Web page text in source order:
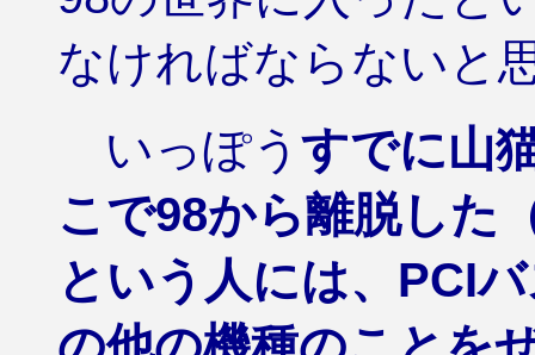
なければならないと
いっぽう すでに山
こで98から離脱した
という人には、PCI